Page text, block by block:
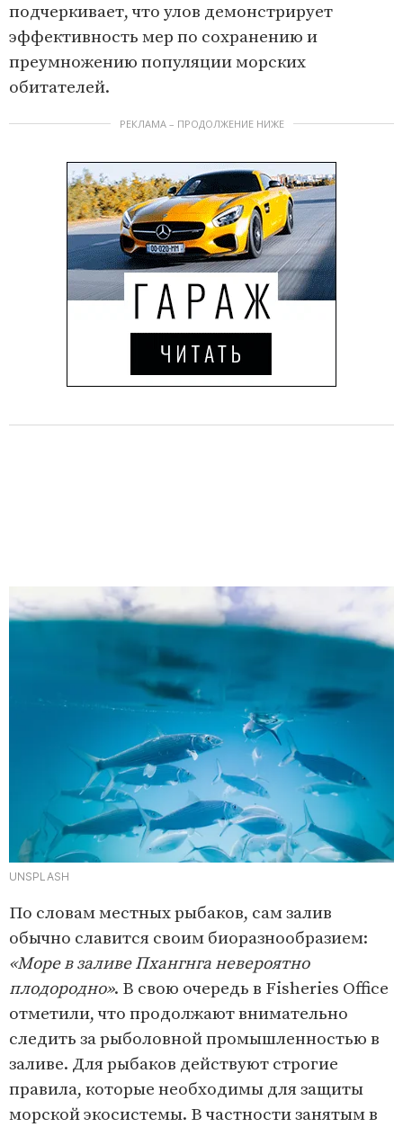
подчеркивает, что улов демонстрирует
эффективность мер по сохранению и
преумножению популяции морских
обитателей.
РЕКЛАМА – ПРОДОЛЖЕНИЕ НИЖЕ
UNSPLASH
По словам местных рыбаков, сам залив
обычно славится своим биоразнообразием:
«Море в заливе Пхангнга невероятно
плодородно». В свою очередь в Fisheries Office
отметили, что продолжают внимательно
следить за рыболовной промышленностью в
заливе. Для рыбаков действуют строгие
правила, которые необходимы для защиты
морской экосистемы. В частности занятым в